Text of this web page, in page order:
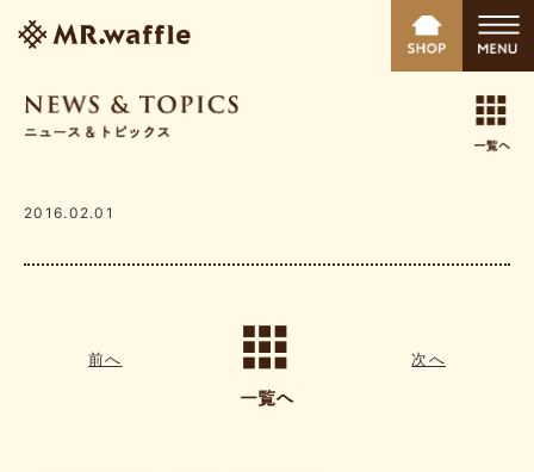
2016.02.01
前へ 次へ